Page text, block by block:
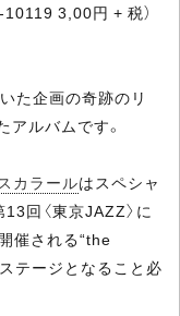
10119 3,00円 + 税）
た企画の奇跡のリ
アルバムです。
カラールはスペシャ
回〈東京JAZZ〉に
催される“the
テージとなること必